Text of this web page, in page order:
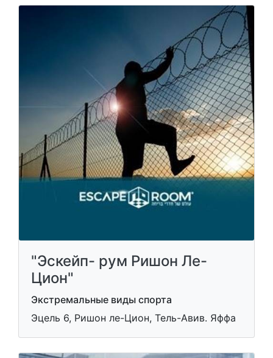
"Эскейп- рум Ришон Ле-
Цион"
Экстремальные виды спорта
Эцель 6, Ришон ле-Цион, Тель-Авив. Яффа